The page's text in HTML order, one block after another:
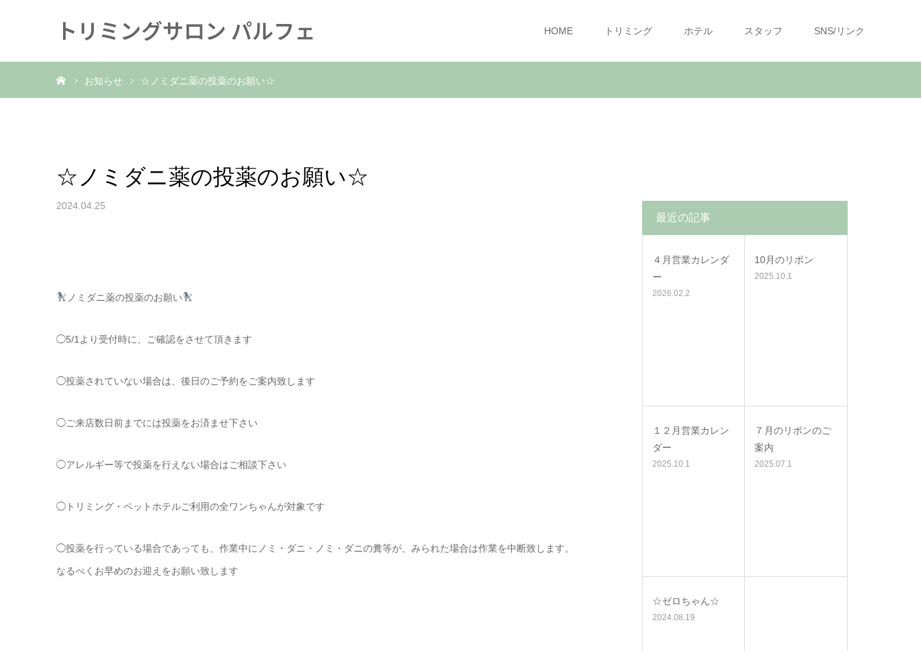
トリミングサロン パルフェ HOME トリミング ホテル スタッフ SNS/リンク
お知らせ ☆ノミダニ薬の投薬のお願い☆
☆ノミダニ薬の投薬のお願い☆
2024.04.25
ノミダニ薬の投薬のお願い
◯5/1より受付時に、ご確認をさせて頂きます
◯投薬されていない場合は、後日のご予約をご案内致します
◯ご来店数日前までには投薬をお済ませ下さい
◯アレルギー等で投薬を行えない場合はご相談下さい
◯トリミング・ペットホテルご利用の全ワンちゃんが対象です
◯投薬を行っている場合であっても、作業中にノミ・ダニ・ノミ・ダニの糞等が、みられた場合は作業を中断致します。
なるべくお早めのお迎えをお願い致します
最近の記事
４月営業カレンダ
ー
2026.02.2
10月のリボン
2025.10.1
１２月営業カレン
ダー
2025.10.1
７月のリボンのご
案内
2025.07.1
☆ゼロちゃん☆
2024.08.19